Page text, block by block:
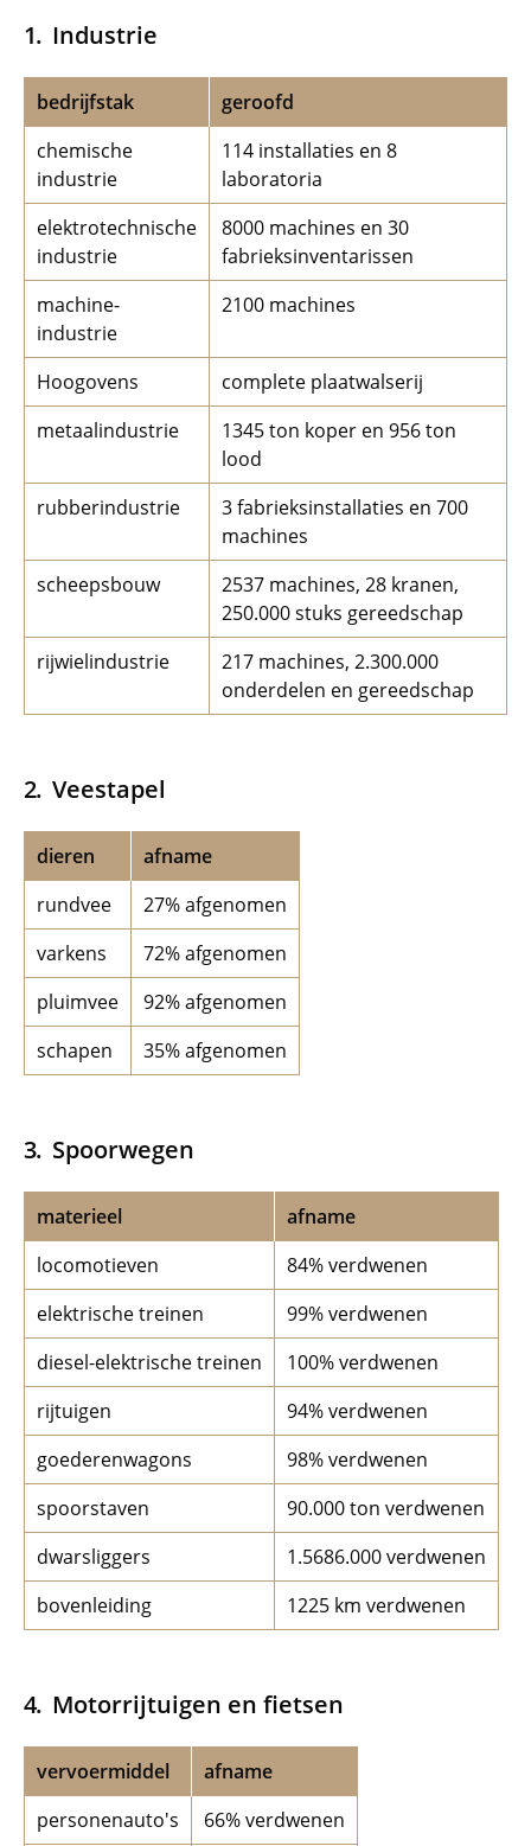
Industrie
bedrijfstak
geroofd
chemische
industrie
114 installaties en 8
laboratoria
elektrotechnische
industrie
8000 machines en 30
fabrieksinventarissen
machine-
industrie
2100 machines
Hoogovens
complete plaatwalserij
metaalindustrie
1345 ton koper en 956 ton
lood
rubberindustrie
3 fabrieksinstallaties en 700
machines
scheepsbouw
2537 machines, 28 kranen,
250.000 stuks gereedschap
rijwielindustrie
217 machines, 2.300.000
onderdelen en gereedschap
Veestapel
dieren
afname
rundvee
27% afgenomen
varkens
72% afgenomen
pluimvee
92% afgenomen
schapen
35% afgenomen
Spoorwegen
materieel
afname
locomotieven
84% verdwenen
elektrische treinen
99% verdwenen
diesel-elektrische treinen
100% verdwenen
rijtuigen
94% verdwenen
goederenwagons
98% verdwenen
spoorstaven
90.000 ton verdwenen
dwarsliggers
1.5686.000 verdwenen
bovenleiding
1225 km verdwenen
Motorrijtuigen en fietsen
vervoermiddel
afname
personenauto's
66% verdwenen